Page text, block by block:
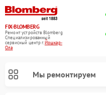
FIX-BLOMBERG
Ремонт устройств Blomberg
Специализированный
cервисный центр г.Йошкар-
Ола
Мы ремонтируем